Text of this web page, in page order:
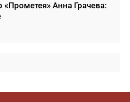
Анна Грачева: